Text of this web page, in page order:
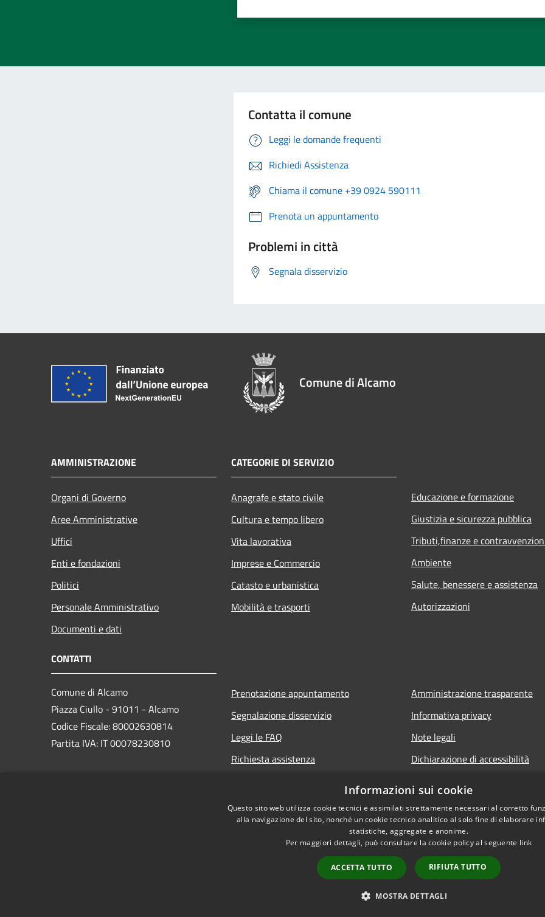
Contatta il comune
Leggi le domande frequenti
Richiedi Assistenza
Chiama il comune +39 0924 590111
Prenota un appuntamento
Problemi in città
Segnala disservizio
Comune di Alcamo
AMMINISTRAZIONE
Organi di Governo
Aree Amministrative
Uffici
Enti e fondazioni
Politici
Personale Amministrativo
Documenti e dati
CATEGORIE DI SERVIZIO
Anagrafe e stato civile
Cultura e tempo libero
Vita lavorativa
Imprese e Commercio
Catasto e urbanistica
Mobilità e trasporti
Educazione e formazione
Giustizia e sicurezza pubblica
Tributi,finanze e
Ambiente
Salute, benessere e assistenza
Autorizzazioni
CONTATTI
Comune di Alcamo
Piazza Ciullo - 91011 - Alcamo
Codice Fiscale: 80002630814
Partita IVA: IT 00078230810
Prenotazione appuntamento
Segnalazione disservizio
Leggi le FAQ
Richiesta assistenza
Amministrazione trasparente
Informativa privacy
Note legali
Dichiarazione di accessibilità
Copyright © 2026 • Comune
Informazioni sui cookie
Questo sito web utilizza cookie tecnici e assimilati strettamente necessari al corretto
alla navigazione del sito, nonché un cookie tecnico analitico al solo fine di elaborare
statistiche, aggregate e anonime.
Per maggiori dettagli, può consultare la cookie policy al seguente link
ACCETTA TUTTO RIFIUTA TUTTO
MOSTRA DETTAGLI